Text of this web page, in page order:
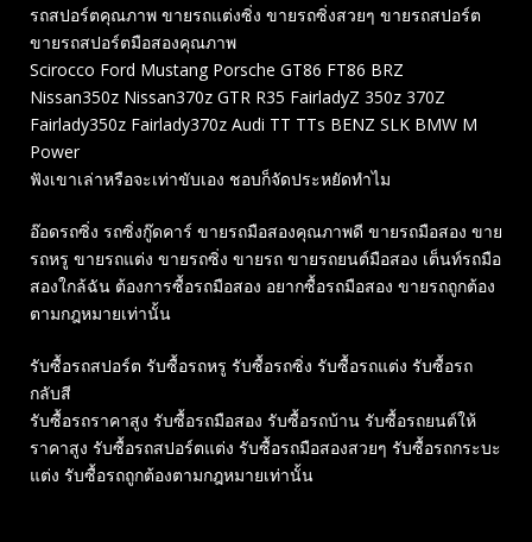
รถสปอร์ตคุณภาพ ขายรถแต่งซิ่ง ขายรถซิ่งสวยๆ ขายรถสปอร์ต
ขายรถสปอร์ตมือสองคุณภาพ
Scirocco Ford Mustang Porsche GT86 FT86 BRZ
Nissan350z Nissan370z GTR R35 FairladyZ 350z 370Z
Fairlady350z Fairlady370z Audi TT TTs BENZ SLK BMW M
Power
ฟังเขาเล่าหรือจะเท่าขับเอง ชอบก็จัดประหยัดทำไม
อ๊อดรถซิ่ง รถซิ่งกู๊ดคาร์ ขายรถมือสองคุณภาพดี ขายรถมือสอง ขาย
รถหรู ขายรถแต่ง ขายรถซิ่ง ขายรถ ขายรถยนต์มือสอง เต็นท์รถมือ
สองใกล้ฉัน ต้องการซื้อรถมือสอง อยากซื้อรถมือสอง ขายรถถูกต้อง
ตามกฎหมายเท่านั้น
รับซื้อรถสปอร์ต รับซื้อรถหรู รับซื้อรถซิ่ง รับซื้อรถแต่ง รับซื้อรถ
กลับสี
รับซื้อรถราคาสูง รับซื้อรถมือสอง รับซื้อรถบ้าน รับซื้อรถยนต์ให้
ราคาสูง รับซื้อรถสปอร์ตแต่ง รับซื้อรถมือสองสวยๆ รับซื้อรถกระบะ
แต่ง รับซื้อรถถูกต้องตามกฎหมายเท่านั้น